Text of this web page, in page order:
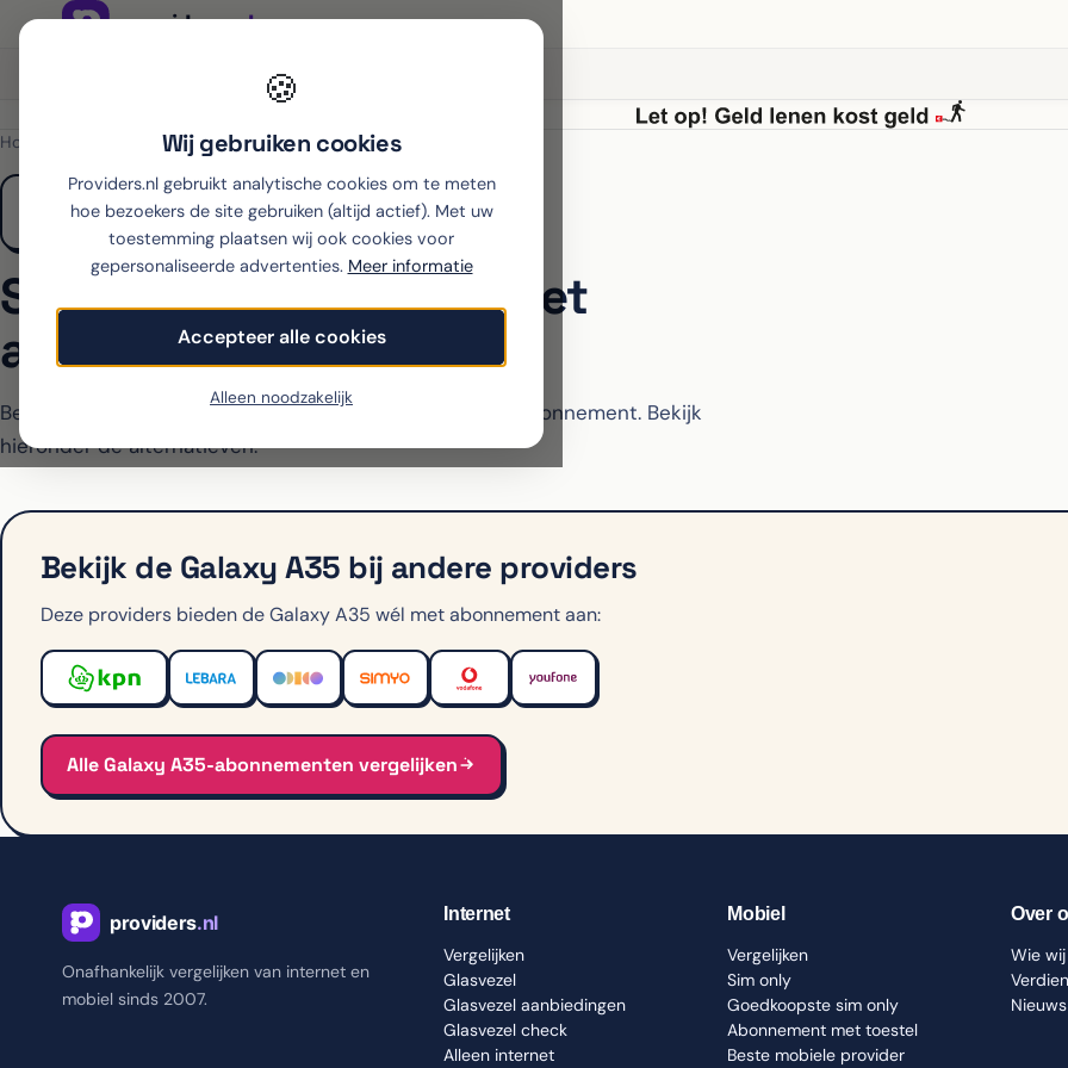
🍪
Wij gebruiken cookies
Providers.nl gebruikt analytische cookies om te meten
hoe bezoekers de site gebruiken (altijd actief). Met uw
toestemming plaatsen wij ook cookies voor
gepersonaliseerde advertenties. Meer informatie
Accepteer alle cookies
Alleen noodzakelijk
Home Galaxy A35›Ben
Samsung Galaxy A35 met
abonnement bij Ben
Ben biedt de Galaxy A35 op dit moment niet aan met abonnement. Bekijk
hieronder de alternatieven.
Bekijk de Galaxy A35 bij andere providers
Deze providers bieden de Galaxy A35 wél met abonnement aan:
Alle Galaxy A35-abonnementen vergelijken
Onafhankelijk vergelijken van internet en
mobiel sinds 2007.
Internet
Vergelijken
Glasvezel
Glasvezel aanbiedingen
Glasvezel check
Alleen internet
Mobiel
Vergelijken
Sim only
Goedkoopste sim only
Abonnement met toestel
Beste mobiele provider
Over
Wie
Nieuws